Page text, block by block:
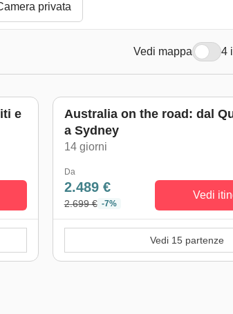
privata
4
Vedi mappa
e
Australia on the road: dal
a Sydney
14 giorni
Da
2.489 €
2.699 € -7%
Vedi
Vedi 15 partenze